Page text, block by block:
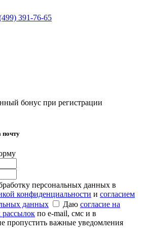
391-76-65
бонус при регистрации
почту
персональных данных в
конфиденциальности и согласием
данных
Даю согласие на
по e-mail, смс и в
пропустить важные уведомления